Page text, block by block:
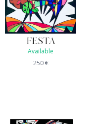
FESTA
Available
250€